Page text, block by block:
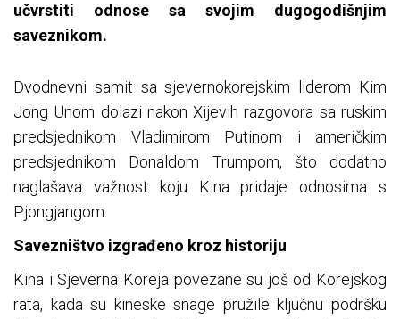
učvrstiti odnose sa svojim dugogodišnjim
saveznikom.
Dvodnevni samit sa sjevernokorejskim liderom Kim
Jong Unom dolazi nakon Xijevih razgovora sa ruskim
predsjednikom Vladimirom Putinom i američkim
predsjednikom Donaldom Trumpom, što dodatno
naglašava važnost koju Kina pridaje odnosima s
Pjongjangom.
Savezništvo izgrađeno kroz historiju
Kina i Sjeverna Koreja povezane su još od Korejskog
rata, kada su kineske snage pružile ključnu podršku